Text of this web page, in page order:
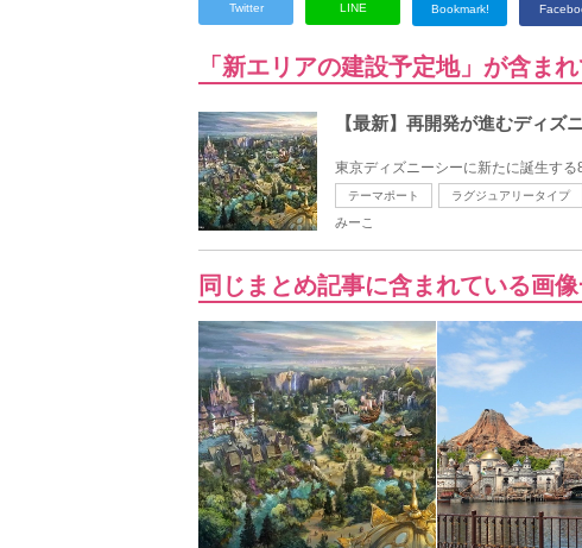
Twitter LINE Bookmark!
「新エリアの建設予定地」が含ま
【最新】再開発が進むディズ
東京ディズニーシーに新たに誕生す
テーマポート ラグジュアリータイプ
みーこ
同じまとめ記事に含まれている画